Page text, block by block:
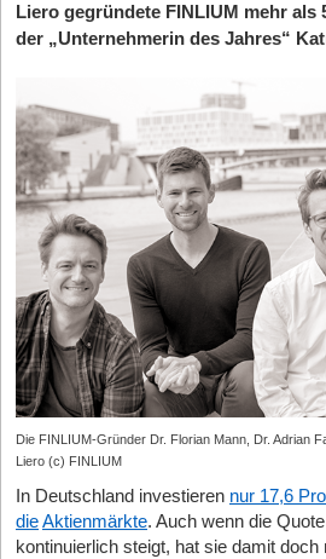
Liero gegründete FINLIUM mehr als
der „Unternehmerin des Jahres“
Die FINLIUM-Gründer Dr. Florian Mann, Dr. Adrian
Liero (c) FINLIUM
In Deutschland investieren nur 17,6
dieAktienmärkte. Auch wenn die
kontinuierlich steigt, hat sie damit